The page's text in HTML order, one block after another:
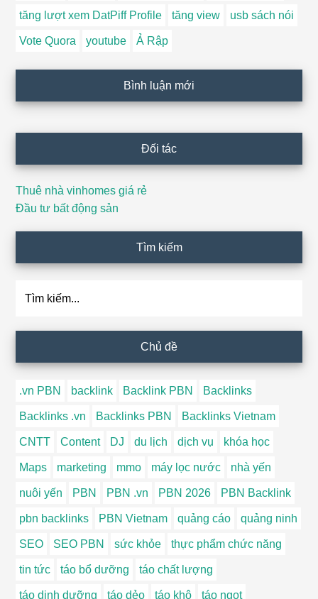
tăng lượt xem DatPiff Profile tăng view usb sách nói
Vote Quora youtube Ả Rập
Bình luận mới
Đối tác
Thuê nhà vinhomes giá rẻ
Đầu tư bất động sản
Tìm kiếm
Chủ đề
.vn PBN backlink Backlink PBN Backlinks
Backlinks .vn Backlinks PBN Backlinks Vietnam
CNTT Content DJ du lịch dịch vụ khóa học
Maps marketing mmo máy lọc nước nhà yến
nuôi yến PBN PBN .vn PBN 2026 PBN Backlink
pbn backlinks PBN Vietnam quảng cáo quảng ninh
SEO SEO PBN sức khỏe thực phẩm chức năng
tin tức táo bổ dưỡng táo chất lượng
táo dinh dưỡng táo dẻo táo khô táo ngọt